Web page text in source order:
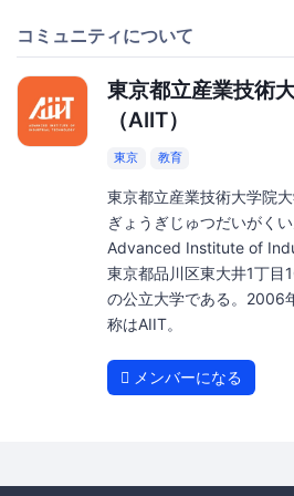
コミュニティについて
東京都立産業技術
（AIIT）
東京 教育
東京都立産業技術大学院
ぎょうぎじゅつだいがく
Advanced Institute of
東京都品川区東大井1丁目
の公立大学である。2006
称はAIIT。
メンバーになる